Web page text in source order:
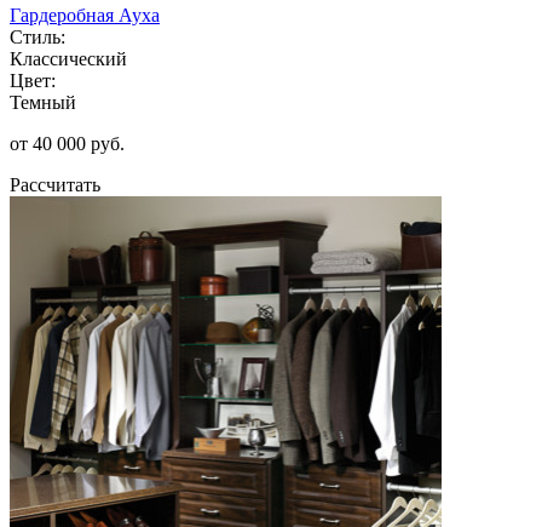
Гардеробная Ауха
Стиль:
Классический
Цвет:
Темный
от 40 000 руб.
Рассчитать